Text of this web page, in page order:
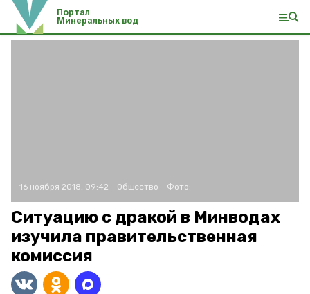
Портал
Минеральных вод
16 ноября 2018, 09:42 Общество Фото:
Ситуацию с дракой в Минводах
изучила правительственная
комиссия